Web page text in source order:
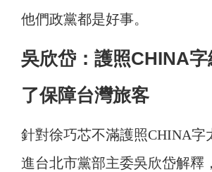
他們政黨都是好事。
吳欣岱：護照CHINA
了保障台灣旅客
針對徐巧芯不滿護照CHINA字
進台北市黨部主委吳欣岱解釋